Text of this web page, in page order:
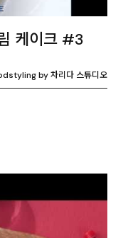
케이크 #3
by 차리다 스튜디오